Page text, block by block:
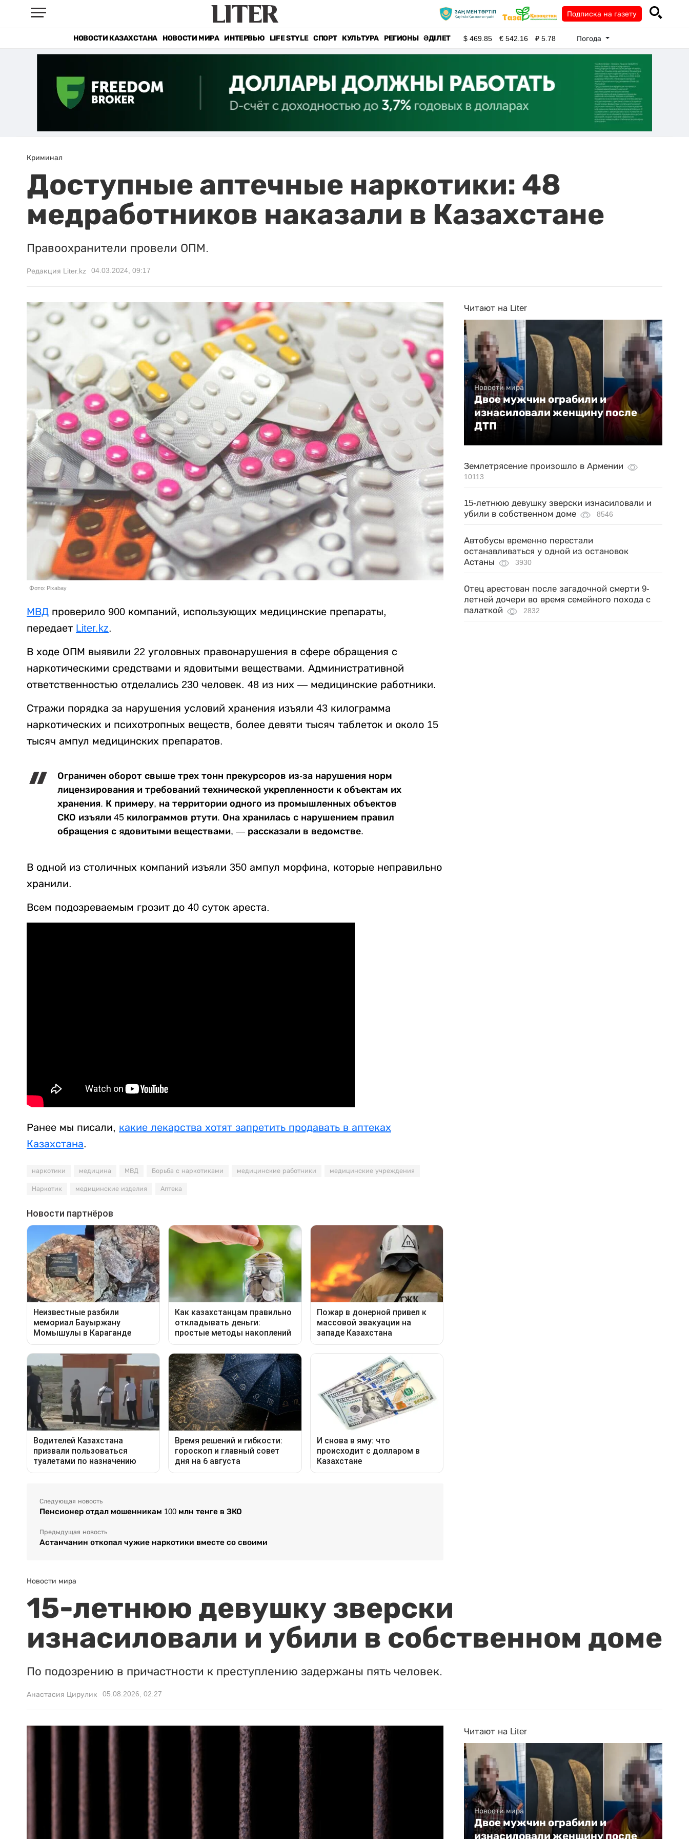
Подписка на газету
НОВОСТИ КАЗАХСТАНА НОВОСТИ МИРА ИНТЕРВЬЮ LIFE STYLE СПОРТ КУЛЬТУРА РЕГИОНЫ ӘДІЛЕТ $469.85 €542.16 ₽5.78 Погода
Криминал
Доступные аптечные наркотики: 48
медработников наказали в Казахстане
Правоохранители провели ОПМ.
Редакция Liter.kz 04.03.2024, 09:17
Фото: Pixabay
МВД проверило 900 компаний, использующих медицинские препараты,
передает Liter.kz.
В ходе ОПМ выявили 22 уголовных правонарушения в сфере обращения с
наркотическими средствами и ядовитыми веществами. Административной
ответственностью отделались 230 человек. 48 из них — медицинские работники.
Стражи порядка за нарушения условий хранения изъяли 43 килограмма
наркотических и психотропных веществ, более девяти тысяч таблеток и около 15
тысяч ампул медицинских препаратов.
Ограничен оборот свыше трех тонн прекурсоров из-за нарушения норм
лицензирования и требований технической укрепленности к объектам их
хранения. К примеру, на территории одного из промышленных объектов
СКО изъяли 45 килограммов ртути. Она хранилась с нарушением правил
обращения с ядовитыми веществами, — рассказали в ведомстве.
В одной из столичных компаний изъяли 350 ампул морфина, которые неправильно
хранили.
Всем подозреваемым грозит до 40 суток ареста.
Ранее мы писали, какие лекарства хотят запретить продавать в аптеках
Казахстана.
наркотики медицина МВД Борьба с наркотиками медицинские работники медицинские учреждения
Наркотик медицинские изделия Аптека
Следующая новость
Пенсионер отдал мошенникам 100 млн тенге в ЗКО
Предыдущая новость
Астанчанин откопал чужие наркотики вместе со своими
Читают на Liter
Новости мира
Двое мужчин ограбили и
изнасиловали женщину после
ДТП
Землетрясение произошло в Армении
10113
15-летнюю девушку зверски изнасиловали и
убили в собственном доме
8546
Автобусы временно перестали
останавливаться у одной из остановок
Астаны
3930
Отец арестован после загадочной смерти 9-
летней дочери во время семейного похода с
палаткой
2832
Новости мира
15-летнюю девушку зверски
изнасиловали и убили в собственном доме
По подозрению в причастности к преступлению задержаны пять человек.
Анастасия Цирулик 05.08.2026, 02:27
Читают на Liter
Новости мира
Двое мужчин ограбили и
изнасиловали женщину после